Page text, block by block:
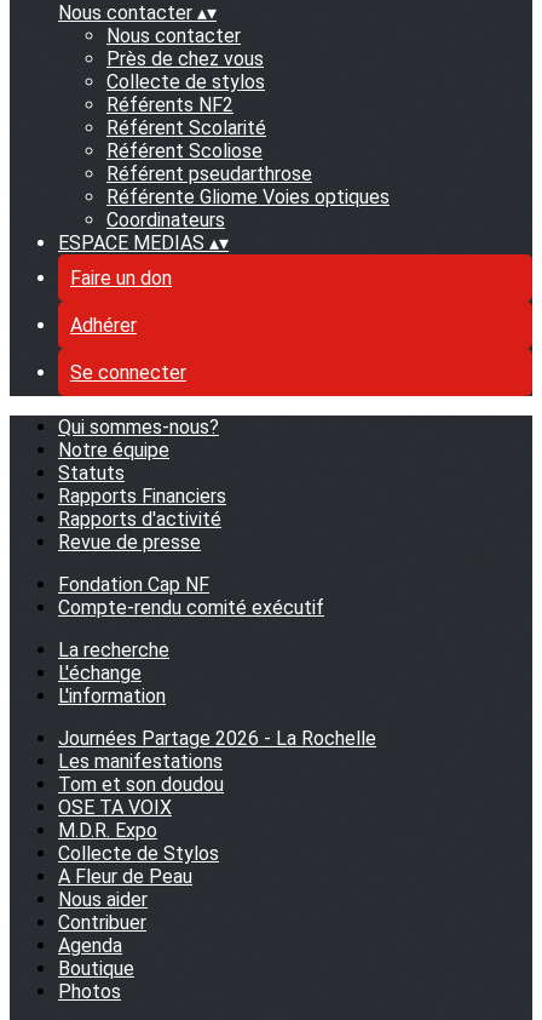
Nous contacter ▴▾
Nous contacter
Près de chez vous
Collecte de stylos
Référents NF2
Référent Scolarité
Référent Scoliose
Référent pseudarthrose
Référente Gliome Voies optiques
Coordinateurs
ESPACE MEDIAS ▴▾
Faire un don
Adhérer
Se connecter
Qui sommes-nous?
Notre équipe
Statuts
Rapports Financiers
Rapports d'activité
Revue de presse
Fondation Cap NF
Compte-rendu comité exécutif
La recherche
L'échange
L'information
Journées Partage 2026 - La Rochelle
Les manifestations
Tom et son doudou
OSE TA VOIX
M.D.R. Expo
Collecte de Stylos
A Fleur de Peau
Nous aider
Contribuer
Agenda
Boutique
Photos